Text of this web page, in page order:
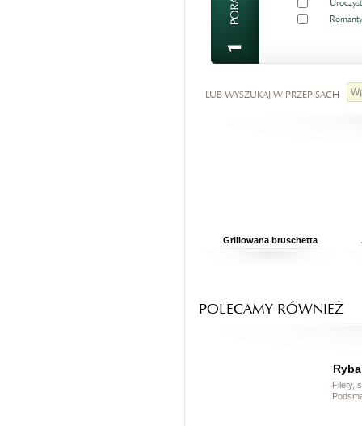
LUB WYSZUKAJ W PRZEPISACH
Grillowana bruschetta
POLECAMY RÓWNIEŻ
Filety,